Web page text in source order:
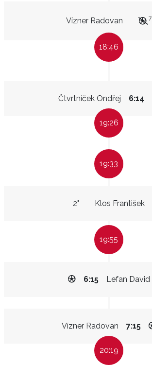
Vízner Radovan 7
18:46
Čtvrtníček Ondřej 6:14
19:26
19:33
Klos František
2"
19:55
Lefan David
6:15
Vízner Radovan 7:15
20:19